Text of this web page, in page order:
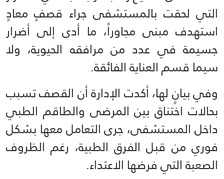
التي لحقت بالمستشفى جراء قصفٍ معادٍ
استهدف مبنى مجاوراً، ما أدى إلى أضرار
جسيمة في عدد من مرافقه الحيوية، ولا
سيما قسم العناية الفائقة.
وفي بيانٍ لها، أكدت الإدارة أن القصف تسبب
بحالات اختناق بين المرضى والطاقم الطبي
داخل المستشفى، جرى التعامل معها بشكل
فوري من قبل الفرق الطبية، رغم الظروف
الصعبة التي فرضها الاعتداء.